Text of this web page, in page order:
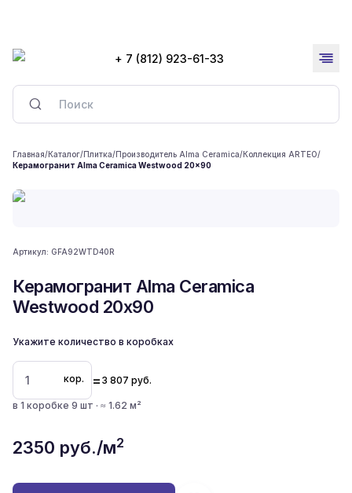
+ 7 (812) 923-61-33
Главная/Каталог/Плитка/Производитель Alma Ceramica/Коллекция ARTEO/
Керамогранит Alma Ceramica Westwood 20x90
Артикул: GFA92WTD40R
Керамогранит Alma Ceramica
Westwood 20x90
Укажите количество в коробках
кор. = 3 807 руб.
в 1 коробке 9 шт · ≈ 1.62 м²
2350 руб./м2